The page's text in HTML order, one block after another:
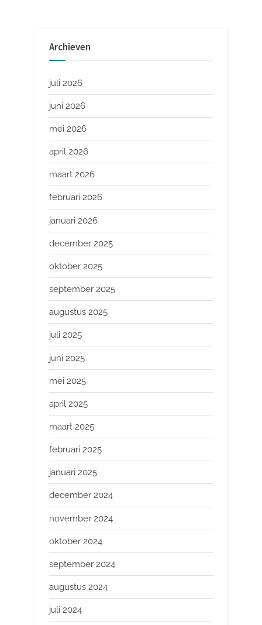
Archieven
juli 2026
juni 2026
mei 2026
april 2026
maart 2026
februari 2026
januari 2026
december 2025
oktober 2025
september 2025
augustus 2025
juli 2025
juni 2025
mei 2025
april 2025
maart 2025
februari 2025
januari 2025
december 2024
november 2024
oktober 2024
september 2024
augustus 2024
juli 2024